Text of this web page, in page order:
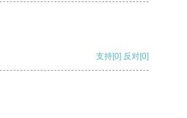
支持[0] 反对[0]